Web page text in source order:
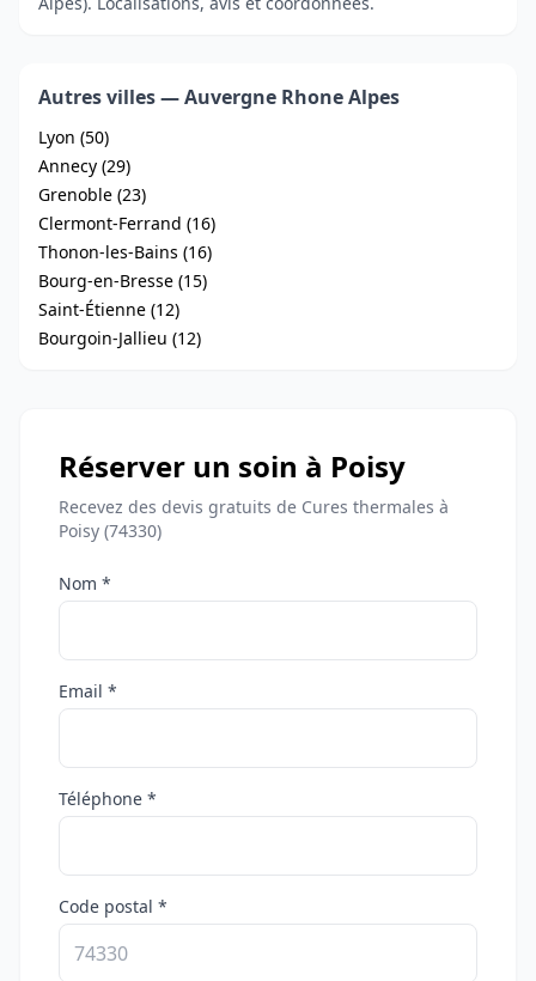
Autres villes — Auvergne Rhone Alpes
Lyon (50)
Annecy (29)
Grenoble (23)
Clermont-Ferrand (16)
Thonon-les-Bains (16)
Bourg-en-Bresse (15)
Saint-Étienne (12)
Bourgoin-Jallieu (12)
Réserver un soin à Poisy
Recevez des devis gratuits de Cures thermales à
Poisy (74330)
Nom *
Email *
Téléphone *
Code postal *